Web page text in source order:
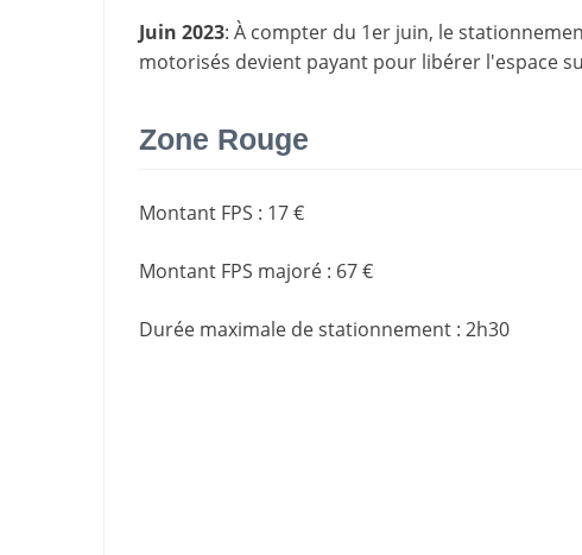
Juin 2023: À compter du 1er juin, le
motorisés devient payant pour libérer l'espace
Zone Rouge
Montant FPS : 17 €
Montant FPS majoré : 67 €
Durée maximale de stationnement : 2h30